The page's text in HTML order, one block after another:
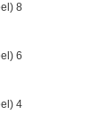
8
6
4